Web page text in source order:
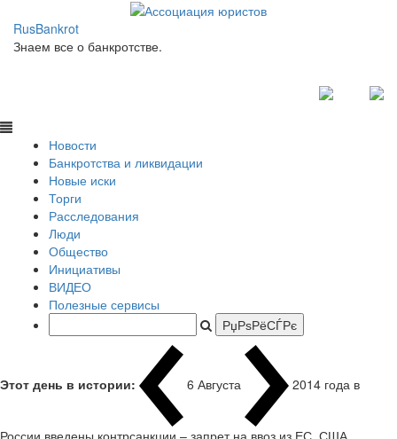
RusBankrot
Знаем все о банкротстве.
Новости
Банкротства и ликвидации
Новые иски
Торги
Расследования
Люди
Общество
Инициативы
ВИДЕО
Полезные сервисы
Этот день в истории: 6 Августа 2014 года в
России введены контрсанкции – запрет на ввоз из ЕС, США,